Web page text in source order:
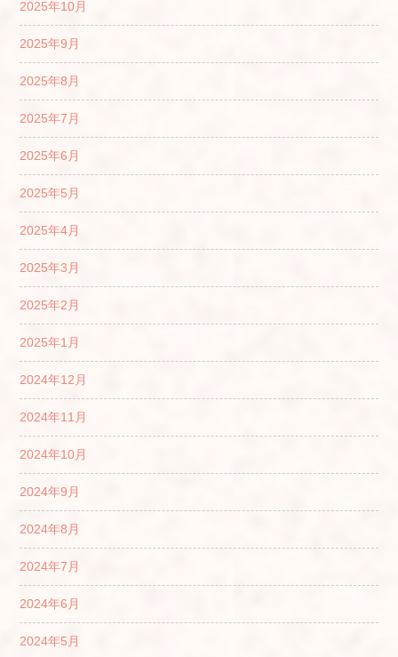
2025年10月
2025年9月
2025年8月
2025年7月
2025年6月
2025年5月
2025年4月
2025年3月
2025年2月
2025年1月
2024年12月
2024年11月
2024年10月
2024年9月
2024年8月
2024年7月
2024年6月
2024年5月